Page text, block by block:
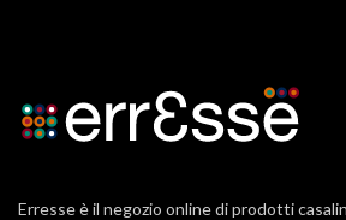
Erresse è il negozio online di prodotti